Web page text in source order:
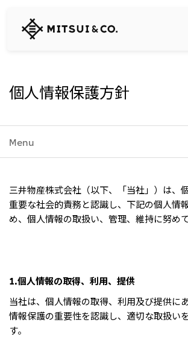
三
井
会
社
Search
360° business innovation
トップ
コンテンツ一覧
モロッコで、世界で、タン
パク質バリューチェーン
八代 侑輝
トップ
社長メッセージ
リーダーシップチーム・役員一覧
国内・海外拠点
事業本部紹介
コーポレート・ガバナンス
三井物産のDX
三井物産の人材マネジメント
リリース
重要なお知らせ
2026年
2025年
2024年
2023年
サステナビリティ
トップ
サステナビリティ最新情報
トップコミットメント
投資家情報
個人情報保護方針
Menu
三井物産株式会社（以下、「当社」）は、
重要な社会的責務と認識し、下記の個人情
め、個人情報の取扱い、管理、維持に努め
1.個人情報の取得、利用、提供
当社は、個人情報の取得、利用及び提供に
情報保護の重要性を認識し、適切な取扱い
す。